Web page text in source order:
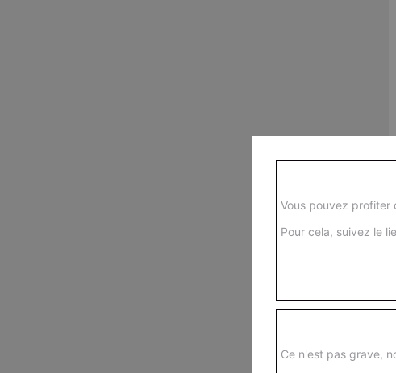
Vous pouvez profiter
Pour cela, suivez le
Ce n'est pas grave,